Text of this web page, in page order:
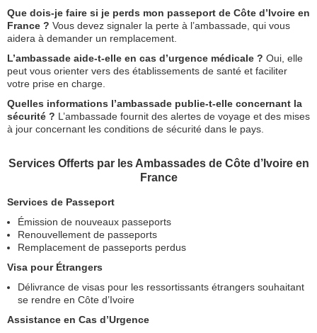
Que dois-je faire si je perds mon passeport de Côte d’Ivoire en
France ? Vous devez signaler la perte à l’ambassade, qui vous
aidera à demander un remplacement.
L’ambassade aide-t-elle en cas d’urgence médicale ? Oui, elle
peut vous orienter vers des établissements de santé et faciliter
votre prise en charge.
Quelles informations l’ambassade publie-t-elle concernant la
sécurité ? L’ambassade fournit des alertes de voyage et des mises
à jour concernant les conditions de sécurité dans le pays.
Services Offerts par les Ambassades de Côte d’Ivoire en
France
Services de Passeport
Émission de nouveaux passeports
Renouvellement de passeports
Remplacement de passeports perdus
Visa pour Étrangers
Délivrance de visas pour les ressortissants étrangers souhaitant
se rendre en Côte d’Ivoire
Assistance en Cas d’Urgence